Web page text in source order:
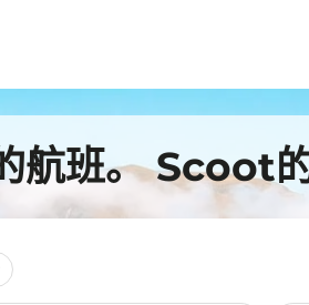
航班。 Scoot